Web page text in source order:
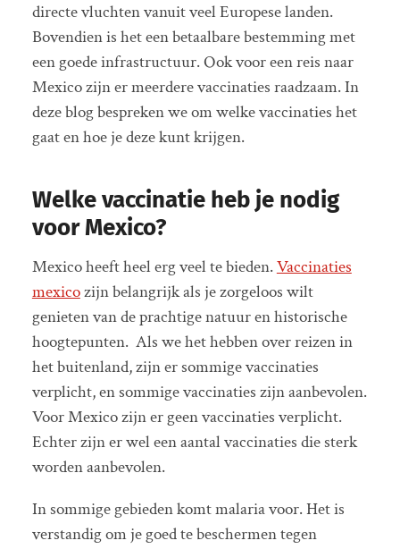
directe vluchten vanuit veel Europese landen.
Bovendien is het een betaalbare bestemming met
een goede infrastructuur. Ook voor een reis naar
Mexico zijn er meerdere vaccinaties raadzaam. In
deze blog bespreken we om welke vaccinaties het
gaat en hoe je deze kunt krijgen.
Welke vaccinatie heb je nodig
voor Mexico?
Mexico heeft heel erg veel te bieden.Vaccinaties
mexicozijn belangrijk als je zorgeloos wilt
genieten van de prachtige natuur en historische
hoogtepunten. Als we het hebben over reizen in
het buitenland, zijn er sommige vaccinaties
verplicht, en sommige vaccinaties zijn aanbevolen.
Voor Mexico zijn er geen vaccinaties verplicht.
Echter zijn er wel een aantal vaccinaties die sterk
worden aanbevolen.
In sommige gebieden komt malaria voor. Het is
verstandig om je goed te beschermen tegen